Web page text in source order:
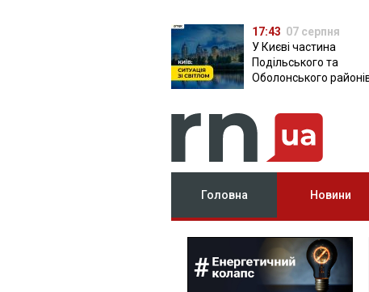
17:43 07 серпня
У Києві частина
Подільського та
Оболонського
Головна Новини